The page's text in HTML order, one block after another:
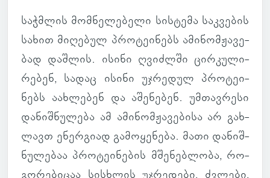
საჭ­მლის მომ­ნე­ლე­ბელი სის­ტემა საკ­ვე­ბის
სახით მი­ღე­ბულ პრო­ტე­ი­ნებს ამი­ნომ­ჟა­ვე­
ბად დაშ­ლის. ისინი ღვიძ­ლში ცირ­კუ­ლი­
რე­ბენ, სადაც ისინი უჯრე­დულ პრო­ტე­ი­
ნებს აახ­ლე­ბენ და აშე­ნე­ბენ. უმ­თავ­რესი
და­ნიშ­ნუ­ლება ამ ამი­ნომ­ჟა­ვე­ბისა არ გახ­
ლავთ ენერ­გიად გა­მო­ყე­ნება. მათი და­ნიშ­
ნუ­ლე­ბაა პრო­ტე­ი­ნე­ბის მშე­ნებ­ლობა, რო­
გო­რე­ბი­ცაა სის­ხლის უჯრე­დები, ძვლები,